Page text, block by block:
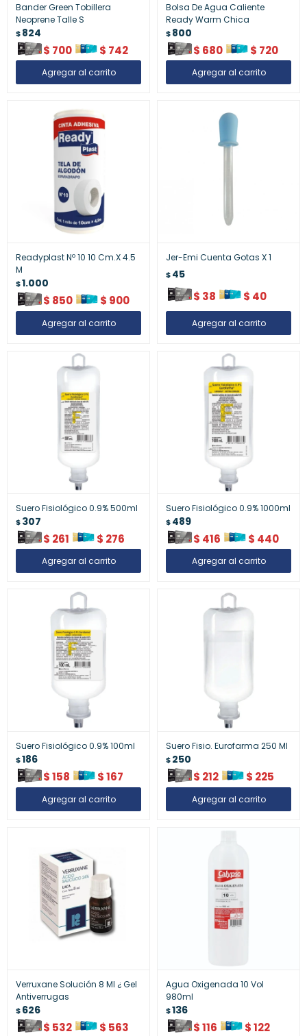
Bander Green Tobillera
Neoprene Talle S
$824
$ 700 $ 742
Bolsa De Agua Caliente
Ready Warm Chica
$800
$ 680 $ 720
Readyplast Nº 10 10 Cm.X 4.5
M
$1.000
$ 850 $ 900
Jer-Emi Cuenta Gotas X 1
$45
$ 38 $ 40
Suero Fisiológico 0.9% 500ml
$307
$ 261 $ 276
Suero Fisiológico 0.9% 1000ml
$489
$ 416 $ 440
Suero Fisiológico 0.9% 100ml
$186
$158 $167
Suero Fisio. Eurofarma 250 Ml
$250
$ 212 $ 225
Verruxane Solución 8 Ml ¿ Gel
Antiverrugas
$626
$ 532 $ 563
Agua Oxigenada 10 Vol
980ml
$136
$116 $122